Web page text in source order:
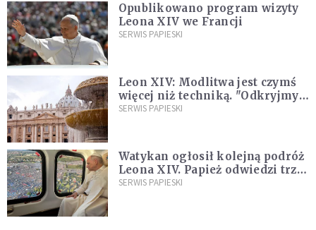
Opublikowano program wizyty
Leona XIV we Francji
SERWIS PAPIESKI
Leon XIV: Modlitwa jest czymś
więcej niż techniką. "Odkryjmy
ją na nowo"
SERWIS PAPIESKI
Watykan ogłosił kolejną podróż
Leona XIV. Papież odwiedzi trzy
kraje Ameryki Południowej
SERWIS PAPIESKI